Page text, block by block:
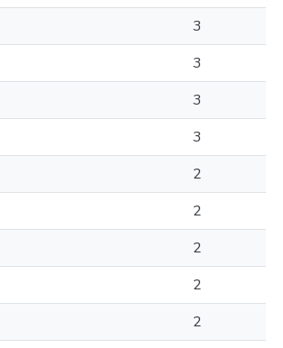
3
3
3
3
2
2
2
2
2